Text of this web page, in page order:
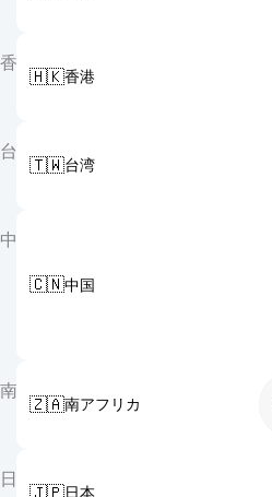
香
🇭🇰香港
台
🇹🇼台湾
中
🇨🇳中国
南
🇿🇦南アフリカ
日
🇯🇵日本